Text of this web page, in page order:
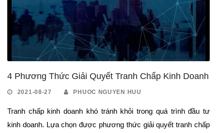
4 Phương Thức Giải Quyết Tranh Chấp Kinh Doanh
2021-08-27 PHUOC NGUYEN HUU
Tranh chấp kinh doanh khó tránh khỏi trong quá trình đầu tư
kinh doanh. Lựa chọn được phương thức giải quyết tranh chấp